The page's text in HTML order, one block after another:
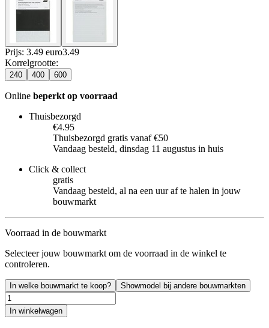
Prijs: 3.49 euro3.49
Korrelgrootte:
240 400 600
Online beperkt op voorraad
Thuisbezorgd
€4.95
Thuisbezorgd gratis vanaf €50
Vandaag besteld, dinsdag 11 augustus in huis
Click & collect
gratis
Vandaag besteld, al na een uur af te halen in jouw
bouwmarkt
Voorraad in de bouwmarkt
Selecteer jouw bouwmarkt om de voorraad in de winkel te
controleren.
In welke bouwmarkt te koop? Showmodel bij andere bouwmarkten
In winkelwagen